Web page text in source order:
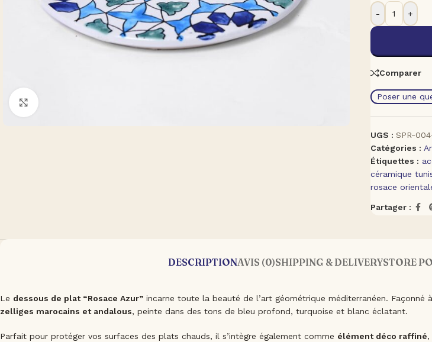
- +
Comparer
Poser une
UGS : SPR-
Catégories :
Étiquettes :
céramique
rosace
Partager :
DESCRIPTIONAVIS (0)SHIPPING & DELIVERYSTORE
Le dessous de plat “Rosace Azur” incarne toute la beauté de l’art géométrique méditerranéen. Façonné
zelliges marocains et andalous, peinte dans des tons de bleu profond, turquoise et blanc éclatant.
Parfait pour protéger vos surfaces des plats chauds, il s’intègre également comme élément déco raffiné,